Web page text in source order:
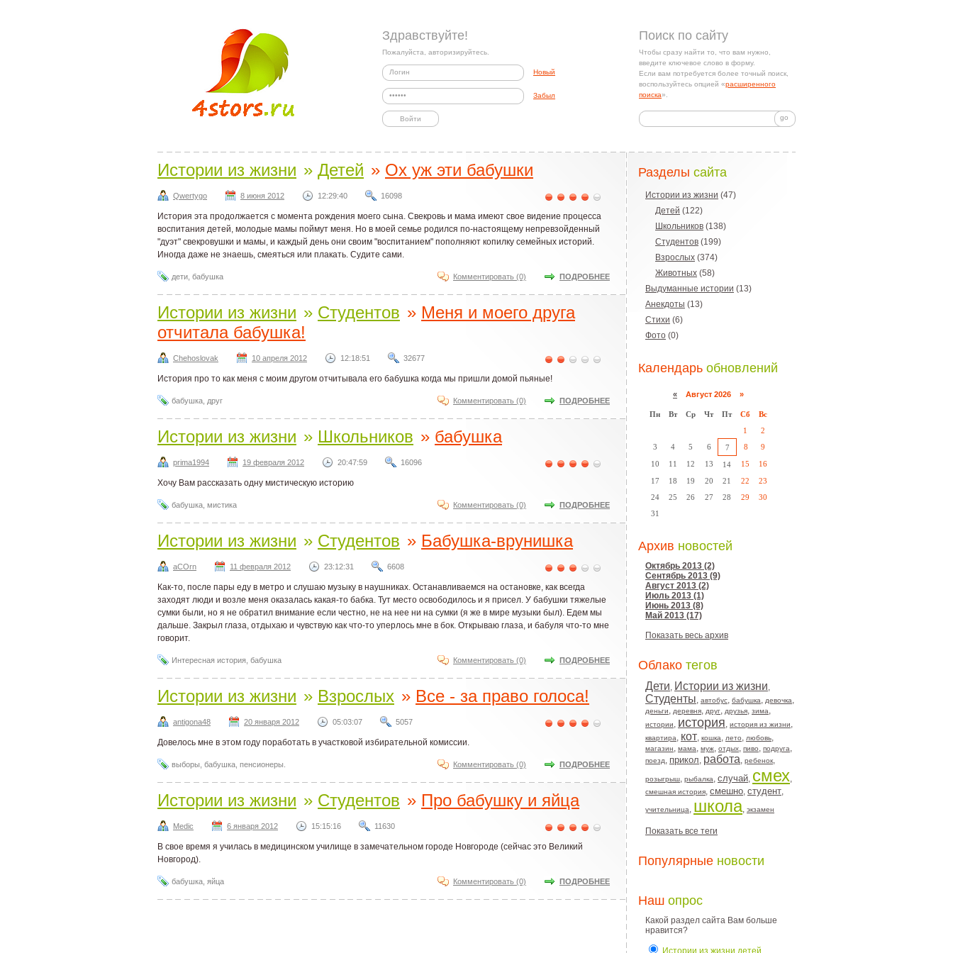
Здравствуйте!
Пожалуйста, авторизируйтесь.
Новый
Забыл
Поиск по сайту
Чтобы сразу найти то, что вам нужно,
введите ключевое слово в форму.
Если вам потребуется более точный поиск,
воспользуйтесь опцией «расширенного
поиска».
Разделы сайта
Истории из жизни (47)
Детей (122)
Школьников (138)
Студентов (199)
Взрослых (374)
Животных (58)
Выдуманные истории (13)
Анекдоты (13)
Стихи (6)
Фото (0)
Календарь обновлений
« Август 2026 »
Пн Вт Ср Чт Пт Сб
Вс
1
2
3
4 5 6 7 8
9
10
11 12 13 14 15
16
17
18 19 20 21 22
23
24
25 26 27 28 29
30
31
Архив новостей
Октябрь 2013 (2)
Сентябрь 2013 (9)
Август 2013 (2)
Июль 2013 (1)
Июнь 2013 (8)
Май 2013 (17)
Показать весь архив
Облако тегов
Дети, Истории из жизни,
Студенты, автобус, бабушка, девочка,
деньги, деревня, друг, друзья, зима,
истории, история, история из жизни,
квартира, кот, кошка, лето, любовь,
магазин, мама, муж, отдых, пиво, подруга,
поезд, прикол, работа, ребенок,
розыгрыш, рыбалка, случай, смех,
смешная история, смешно, студент,
учительница, школа, экзамен
Показать все теги
Популярные новости
Наш опрос
Какой раздел сайта Вам больше
нравится?
Истории из жизни детей
Истории из жизни » Детей » Ох уж эти бабушки
Qwertygo 8 июня 2012 12:29:40 16098
История эта продолжается с момента рождения моего сына. Свекровь и мама имеют свое видение процесса
воспитания детей, молодые мамы поймут меня. Но в моей семье родился по-настоящему непревзойденный
"дуэт" свекровушки и мамы, и каждый день они своим "воспитанием" пополняют копилку семейных историй.
Иногда даже не знаешь, смеяться или плакать. Судите сами.
дети бабушка Комментировать (0) ПОДРОБНЕЕ
Истории из жизни » Студентов » Меня и моего друга
отчитала бабушка!
Chehoslovak 10 апреля 2012 12:18:51 32677
История про то как меня с моим другом отчитывала его бабушка когда мы пришли домой пьяные!
бабушка друг Комментировать (0) ПОДРОБНЕЕ
Истории из жизни » Школьников » бабушка
prima1994 19 февраля 2012 20:47:59 16096
Хочу Вам рассказать одну мистическую историю
бабушка мистика Комментировать (0) ПОДРОБНЕЕ
Истории из жизни » Студентов » Бабушка-врунишка
aCOrn 11 февраля 2012 23:12:31 6608
Как-то, после пары еду в метро и слушаю музыку в наушниках. Останавливаемся на остановке, как всегда
заходят люди и возле меня оказалась какая-то бабка. Тут место освободилось и я присел. У бабушки тяжелые
сумки были, но я не обратил внимание если честно, не на нее ни на сумки (я же в мире музыки был). Едем мы
дальше. Закрыл глаза, отдыхаю и чувствую как что-то уперлось мне в бок. Открываю глаза, и бабуля что-то мне
говорит.
Интересная история бабушка Комментировать (0) ПОДРОБНЕЕ
Истории из жизни » Взрослых » Все - за право голоса!
antigona48 20 января 2012 05:03:07 5057
Довелось мне в этом году поработать в участковой избирательной комиссии.
выборы бабушка пенсионеры. Комментировать (0) ПОДРОБНЕЕ
Истории из жизни » Студентов » Про бабушку и яйца
Medic 6 января 2012 15:15:16 11630
В свое время я училась в медицинском училище в замечательном городе Новгороде (сейчас это Великий
Новгород).
бабушка яйца Комментировать (0) ПОДРОБНЕЕ